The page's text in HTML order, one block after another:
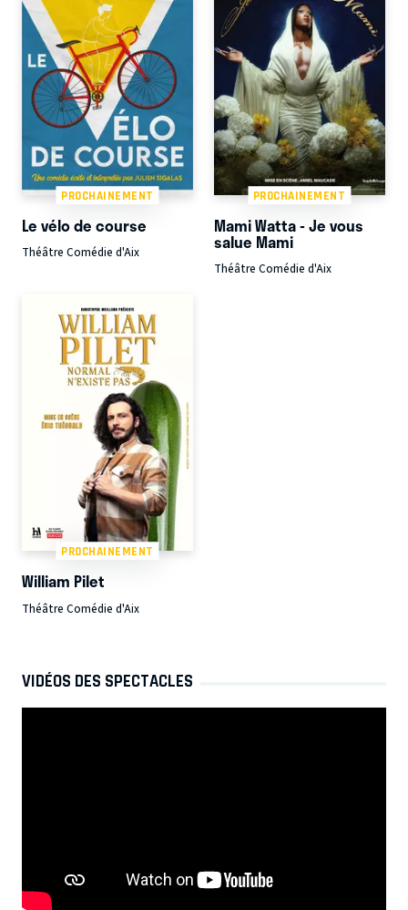
PROCHAINEMENT
Le vélo de course
Théâtre Comédie d'Aix
PROCHAINEMENT
Mami Watta - Je vous
salue Mami
Théâtre Comédie d'Aix
PROCHAINEMENT
William Pilet
Théâtre Comédie d'Aix
VIDÉOS DES SPECTACLES